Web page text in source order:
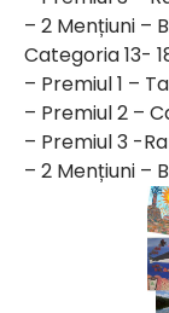
– 2 Mențiuni –
Categoria 13-
– Premiul 1 –
– Premiul 2 –
– Premiul 3 -
– 2 Mențiuni –